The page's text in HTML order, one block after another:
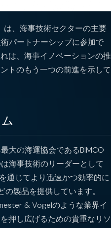
、海事技術セクターの主要
パートナーシップに参加で
は、海事イノベーションの推
トのもう一つの前進を示して
大の海運協会であるBIMCO
海事技術のリーダーとして
通じてより迅速かつ効率的に
製品を提供しています。
& Vogelのような業界イ
押し広げるための貴重なリソ